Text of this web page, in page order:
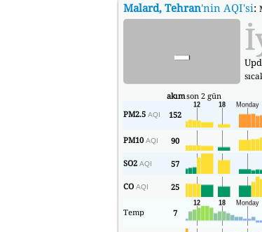
Malard, Tehran'nin AQI'si:
-
akımson 2 gün
PM2.5 AQI 152
PM10 AQI 90
SO2 AQI 57
CO AQI 25
Temp 7